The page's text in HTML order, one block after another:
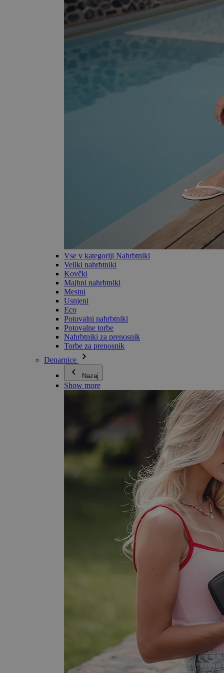
Vse v kategoriji Nahrbtniki
Veliki nahrbtniki
Kovčki
Majhni nahrbtniki
Mestni
Usnjeni
Eco
Potovalni nahrbtniki
Potovalne torbe
Nahrbtniki za prenosnik
Torbe za prenosnik
Denarnice
Nazaj
Show more